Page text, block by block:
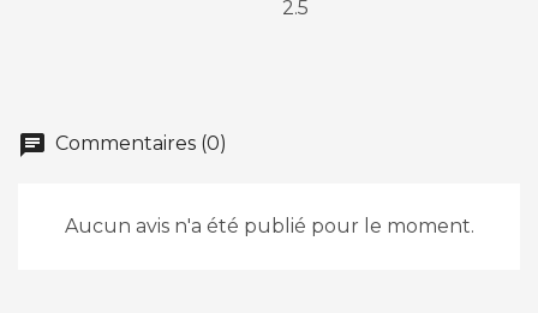
2.5
chat Commentaires (0)
Aucun avis n'a été publié pour le moment.